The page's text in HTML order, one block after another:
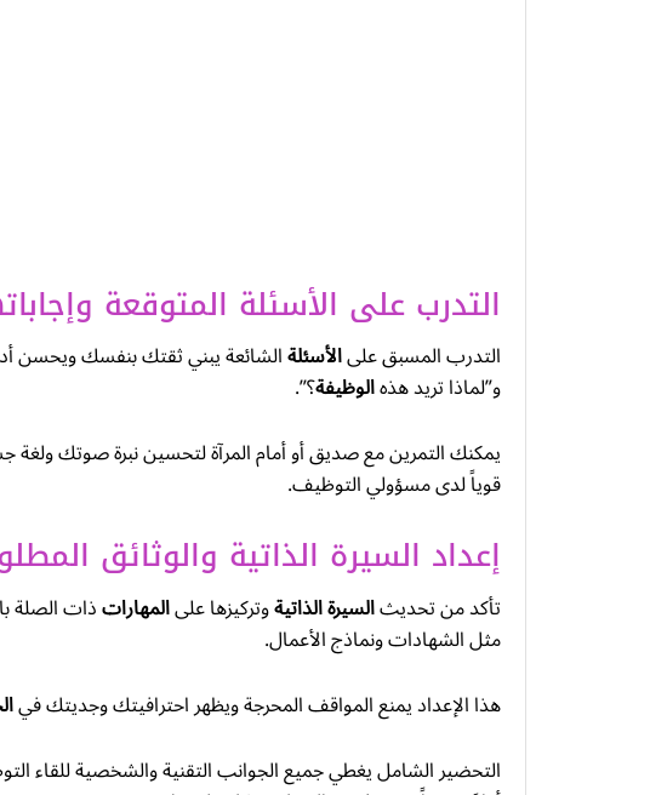
التدرب على الأسئلة المتوقعة
التدرب المسبق علىالأسئلةالشائعة يبني ثقتك بنفسك ويحسن
و”لماذا تريد هذهالوظيفة؟”.
يمكنك التمرين مع صديق أو أمام المرآة لتحسين نبرة صوتك ولغة
قوياً لدى مسؤولي التوظيف.
إعداد السيرة الذاتية والوثائق
تأكد من تحديثالسيرة الذاتيةوتركيزها علىالمهاراتذات الصلة
مثل الشهادات ونماذج الأعمال.
هذا الإعداد يمنع المواقف المحرجة ويظهر احترافيتك وجديتك في
التحضير الشامل يغطي جميع الجوانب التقنية والشخصية للقاء